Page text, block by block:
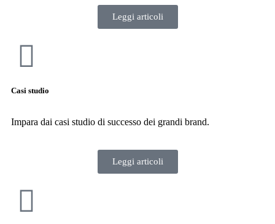
Leggi articoli
Casi studio
Impara dai casi studio di successo dei grandi brand.
Leggi articoli